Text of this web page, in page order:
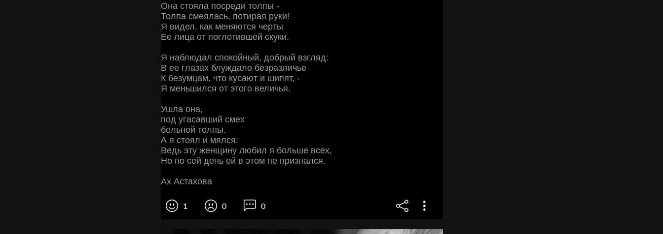
Она стояла посреди толпы -
Толпа смеялась, потирая руки!
Я видел, как меняются черты
Ее лица от поглотившей скуки.
Я наблюдал спокойный, добрый взгляд:
В ее глазах блуждало безразличье
К безумцам, что кусают и шипят, -
Я меньшился от этого величья.
Ушла она,
под угасавший смех
больной толпы.
А я стоял и мялся:
Ведь эту женщину любил я больше всех,
Но по сей день ей в этом не признался.
Ах Астахова
1 0 0